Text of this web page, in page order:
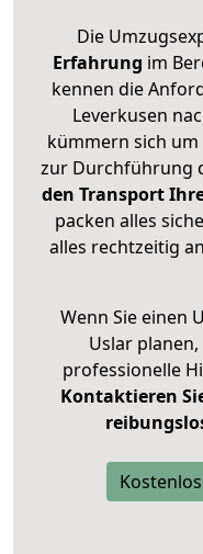
Die
Erfahrung im
kennen die
Leverkusen
kümmern sich um
zur Durchführung
den Transport
packen alles
alles rechtzeitig
Wenn Sie einen
Uslar
professionelle
Kontaktieren